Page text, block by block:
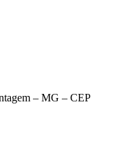
– MG – CEP